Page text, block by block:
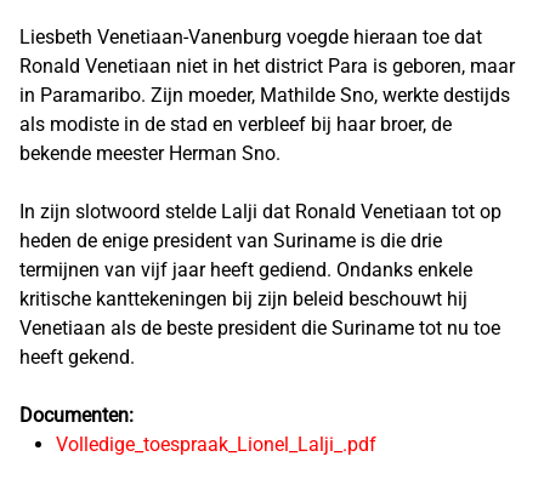
Liesbeth Venetiaan-Vanenburg voegde hieraan toe dat
Ronald Venetiaan niet in het district Para is geboren, maar
in Paramaribo. Zijn moeder, Mathilde Sno, werkte destijds
als modiste in de stad en verbleef bij haar broer, de
bekende meester Herman Sno.
In zijn slotwoord stelde Lalji dat Ronald Venetiaan tot op
heden de enige president van Suriname is die drie
termijnen van vijf jaar heeft gediend. Ondanks enkele
kritische kanttekeningen bij zijn beleid beschouwt hij
Venetiaan als de beste president die Suriname tot nu toe
heeft gekend.
Documenten:
Volledige_toespraak_Lionel_Lalji_.pdf